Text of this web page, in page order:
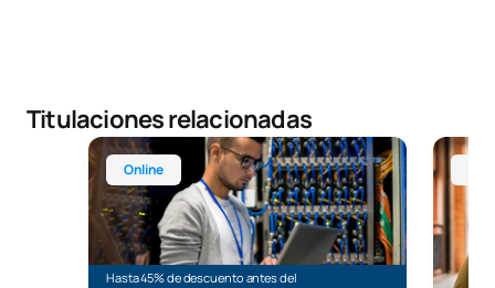
Titulaciones relacionadas
Online
Hasta 45% de descuento antes del
Técnico Superior Online en Administración de